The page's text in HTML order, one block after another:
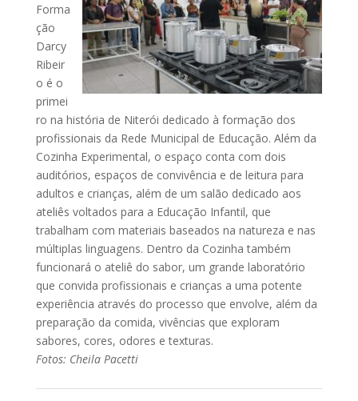
Forma
ção
Darcy
Ribeir
o é o
primei
ro na história de Niterói dedicado à formação dos
profissionais da Rede Municipal de Educação. Além da
Cozinha Experimental, o espaço conta com dois
auditórios, espaços de convivência e de leitura para
adultos e crianças, além de um salão dedicado aos
ateliês voltados para a Educação Infantil, que
trabalham com materiais baseados na natureza e nas
múltiplas linguagens. Dentro da Cozinha também
funcionará o ateliê do sabor, um grande laboratório
que convida profissionais e crianças a uma potente
experiência através do processo que envolve, além da
preparação da comida, vivências que exploram
sabores, cores, odores e texturas.
Fotos: Cheila Pacetti